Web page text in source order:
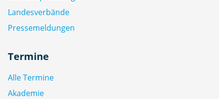
Landesverbände
Pressemeldungen
Termine
Alle Termine
Akademie